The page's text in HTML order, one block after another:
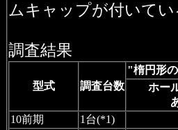
ムキャップが付いて
調査結果
型式 調査台数
"楕円形
ホー
10前期
1台(*1)